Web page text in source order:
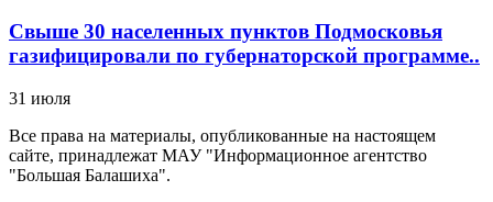
Свыше 30 населенных пунктов Подмосковья
газифицировали по губернаторской программе..
31 июля
Все права на материалы, опубликованные на настоящем
сайте, принадлежат МАУ "Информационное агентство
"Большая Балашиха".